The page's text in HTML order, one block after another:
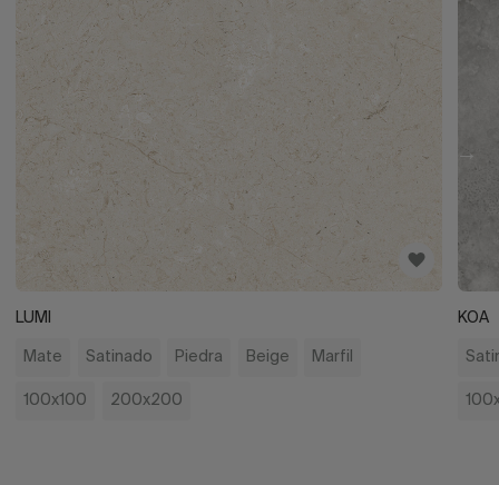
LUMI
Mate Satinado Piedra Beige Marfil
100x100 200x200
KOA